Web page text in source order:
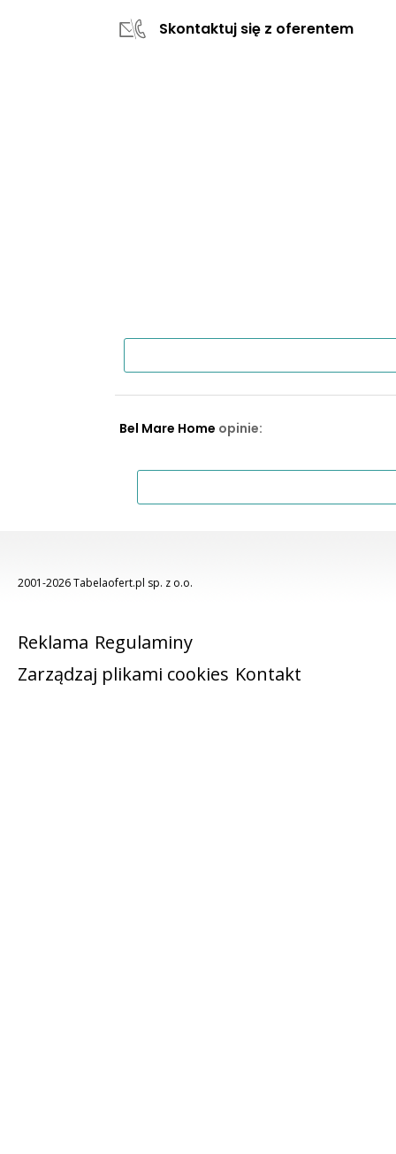
Skontaktuj się z oferentem
Bel Mare Home opinie:
2001-2026 Tabelaofert.pl sp. z o.o.
Reklama Regulaminy
Zarządzaj plikami cookies Kontakt